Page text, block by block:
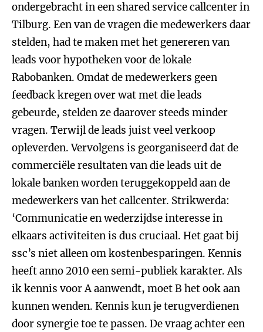
ondergebracht in een shared service callcenter in
Tilburg. Een van de vragen die medewerkers daar
stelden, had te maken met het genereren van
leads voor hypotheken voor de lokale
Rabobanken. Omdat de medewerkers geen
feedback kregen over wat met die leads
gebeurde, stelden ze daarover steeds minder
vragen. Terwijl de leads juist veel verkoop
opleverden. Vervolgens is georganiseerd dat de
commerciële resultaten van die leads uit de
lokale banken worden teruggekoppeld aan de
medewerkers van het callcenter. Strikwerda:
‘Communicatie en wederzijdse interesse in
elkaars activiteiten is dus cruciaal. Het gaat bij
ssc’s niet alleen om kostenbesparingen. Kennis
heeft anno 2010 een semi-publiek karakter. Als
ik kennis voor A aanwendt, moet B het ook aan
kunnen wenden. Kennis kun je terugverdienen
door synergie toe te passen. De vraag achter een